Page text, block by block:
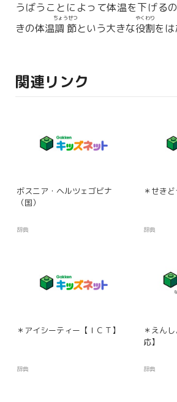
うばうことによって体温を下げる
きの体温調節
ちょうせつ
という大きな役割
やくわり
をは
関連リンク
ボスニア・ヘルツェゴビナ
（国）
辞典
＊せきど
辞典
＊アイシーティー【ＩＣＴ】
辞典
＊えん
応】
辞典